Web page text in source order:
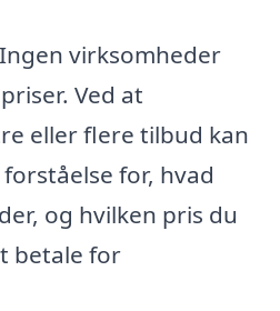
Ingen virksomheder
Ved at
eller flere tilbud kan
for, hvad
og hvilken pris du
betale for